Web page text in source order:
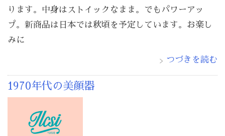
ります。中身はストイックなまま。でもパワーアッ
プ。新商品は日本では秋頃を予定しています。お楽し
みに
つづきを読む
1970年代の美顔器